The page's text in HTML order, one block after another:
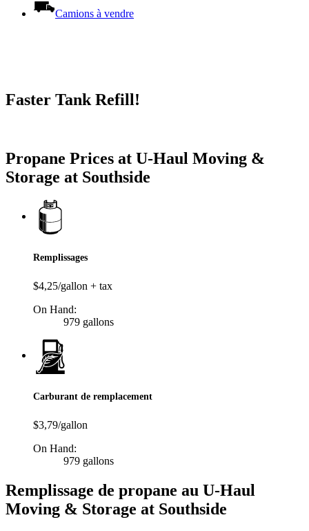
Camions à vendre
Faster Tank Refill!
Propane Prices at U-Haul Moving &
Storage at Southside
Remplissages
$4,25/gallon + tax
On Hand:
979 gallons
Carburant de remplacement
$3,79/gallon
On Hand:
979 gallons
Remplissage de propane au U-Haul
Moving & Storage at Southside